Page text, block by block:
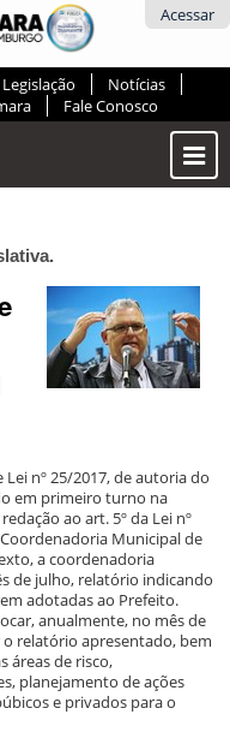
Acessar
Notícias
Fale Conosco
ou
nº 25/2017, de autoria do
em primeiro turno na
ao art. 5º da Lei nº
Municipal de
a coordenadoria
de julho, relatório indicando
adotadas ao Prefeito.
anualmente, no mês de
relatório apresentado, bem
áreas de risco,
planejamento de ações
e privados para o